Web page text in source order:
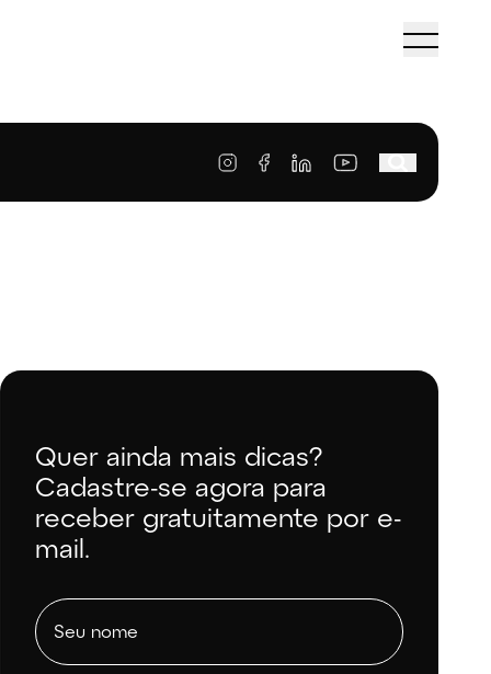
Quer ainda mais dicas?
Cadastre-se agora para
receber gratuitamente por e-
mail.